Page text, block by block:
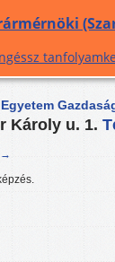
Károly u. 1.
→